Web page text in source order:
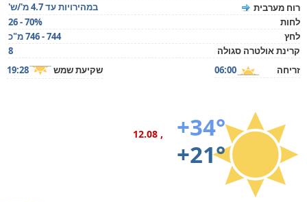
רוח מערבית
במהירויות עד 4.7 מ'/ש'
לחות
26 - 70%
לחץ
744 - 746 מ"כ
קרינת אולטרה סגולה
8
זריחה
06:00 שקיעת שמש 19:28
+34°
+21°
, 12.08